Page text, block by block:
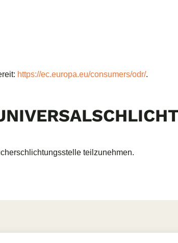
https://ec.europa.eu/consumers/odr/.
teilzunehmen.